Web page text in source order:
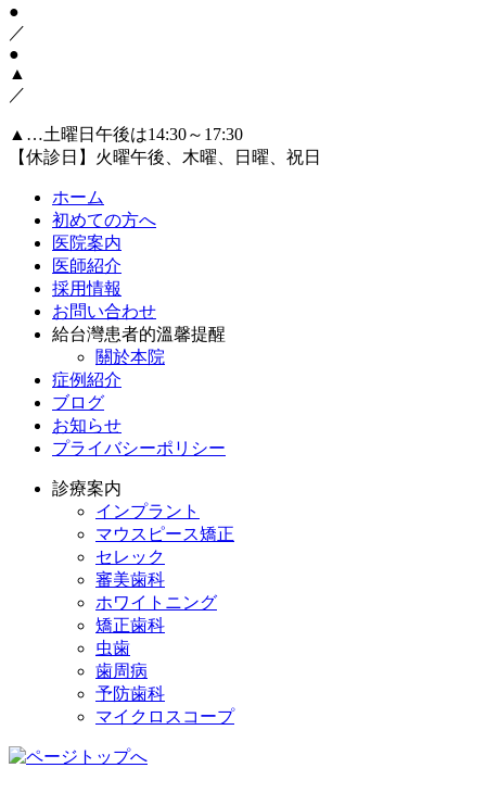
●
／
●
▲
／
▲…土曜日午後は14:30～17:30
【休診日】火曜午後、木曜、日曜、祝日
ホーム
初めての方へ
医院案内
医師紹介
採用情報
お問い合わせ
給台灣患者的溫馨提醒
關於本院
症例紹介
ブログ
お知らせ
プライバシーポリシー
診療案内
インプラント
マウスピース矯正
セレック
審美歯科
ホワイトニング
矯正歯科
虫歯
歯周病
予防歯科
マイクロスコープ